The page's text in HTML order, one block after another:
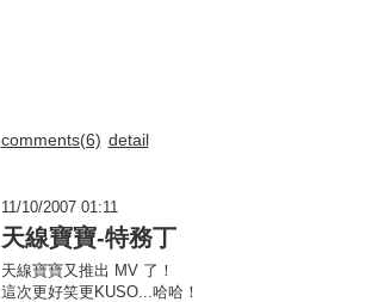
comments(6) detail
11/10/2007 01:11
天線寶寶-特務丁
天線寶寶又推出 MV 了！
這次更好笑更KUSO...哈哈！